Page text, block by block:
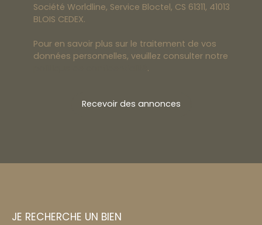
Société Worldline, Service Bloctel, CS 61311, 41013
BLOIS CEDEX.
Pour en savoir plus sur le traitement de vos
données personnelles, veuillez consulter notre
.
Recevoir des annonces
JE RECHERCHE UN BIEN